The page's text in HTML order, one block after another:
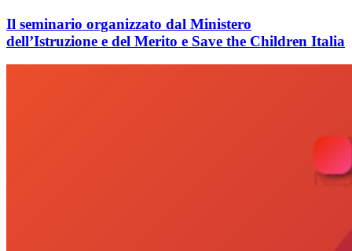
Il seminario organizzato dal Ministero
dell’Istruzione e del Merito e Save the Children Italia